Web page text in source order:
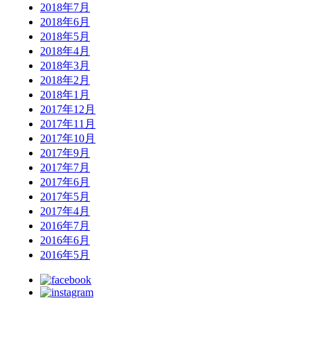
2018年7月
2018年6月
2018年5月
2018年4月
2018年3月
2018年2月
2018年1月
2017年12月
2017年11月
2017年10月
2017年9月
2017年7月
2017年6月
2017年5月
2017年4月
2016年7月
2016年6月
2016年5月